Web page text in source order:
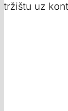
tržištu uz